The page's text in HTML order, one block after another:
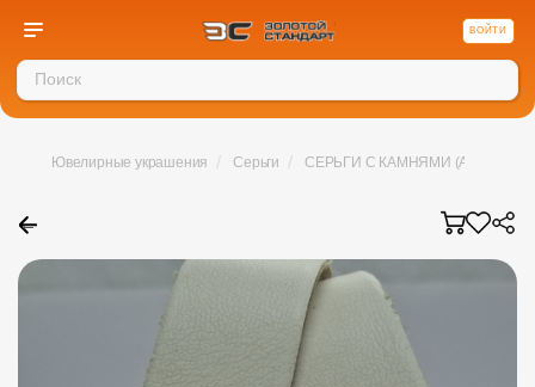
ВОЙТИ
←
Ювелирные украшения / Серьги / СЕРЬГИ С КАМНЯМИ (Au 585)